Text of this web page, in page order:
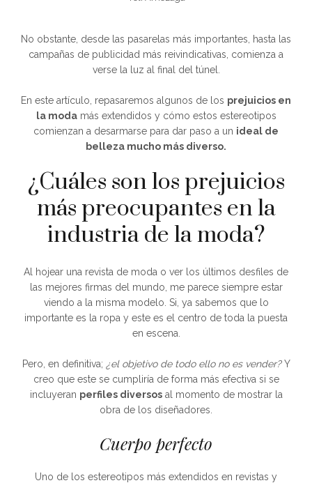
No obstante, desde las pasarelas más importantes, hasta las
campañas de publicidad más reivindicativas, comienza a
verse la luz al final del túnel.
En este artículo, repasaremos algunos de los prejuicios en
la modamás extendidos y cómo estos estereotipos
comienzan a desarmarse para dar paso a un ideal de
belleza mucho más diverso.
¿Cuáles son los prejuicios
más preocupantes en la
industria de la moda?
Al hojear una revista de moda o ver los últimos desfiles de
las mejores firmas del mundo, me parece siempre estar
viendo a la misma modelo. Si, ya sabemos que lo
importante es la ropa y este es el centro de toda la puesta
en escena.
Pero, en definitiva; ¿el objetivo de todo ello no es vender?Y
creo que este se cumpliría de forma más efectiva si se
incluyeran perfiles diversosal momento de mostrar la
obra de los diseñadores.
Cuerpo perfecto
Uno de los estereotipos más extendidos en revistas y